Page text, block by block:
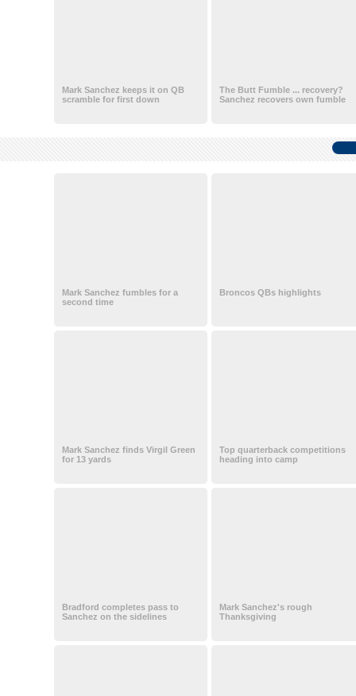
Mark Sanchez keeps it on QB
scramble for first down
The Butt Fumble ... recovery?
Sanchez recovers own fumble
Mark Sanchez fumbles for a
second time
Broncos QBs highlights
Mark Sanchez finds Virgil Green
for 13 yards
Top quarterback competitions
heading into camp
Bradford completes pass to
Sanchez on the sidelines
Mark Sanchez's rough
Thanksgiving